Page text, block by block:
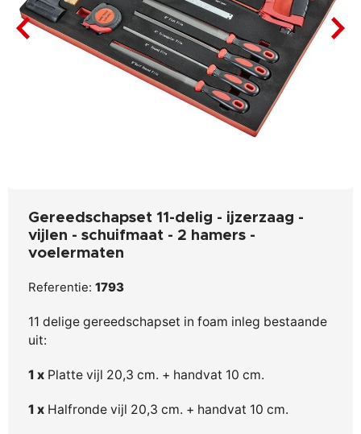
Gereedschapset 11-delig - ijzerzaag -
vijlen - schuifmaat - 2 hamers -
voelermaten
Referentie: 1793
11 delige gereedschapset in foam inleg bestaande
uit:
1 x Platte vijl 20,3 cm. + handvat 10 cm.
1 x Halfronde vijl 20,3 cm. + handvat 10 cm.